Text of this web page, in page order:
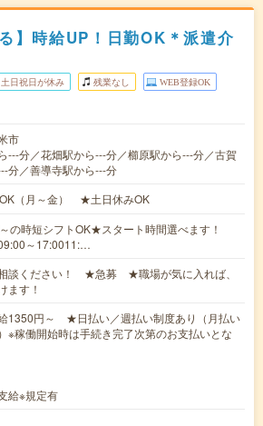
】時給UP！日勤OK＊派遣介
土日祝日が休み 残業なし WEB登録OK
市
---分／花畑駅から---分／櫛原駅から---分／古賀
分／善導寺駅から---分
（月～金） ★土日休みOK
の時短シフトOK★スタート時間選べます！
～17:0011:…
談ください！ ★急募 ★職場が気に入れば、
ます！
1350円～ ★日払い／週払い制度あり（月払い
※稼働開始時は手続き完了次第のお支払いとな
給※規定有